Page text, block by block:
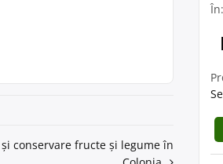
și conservare fructe și legume în
În: